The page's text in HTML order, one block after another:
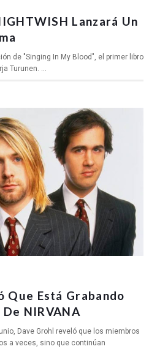
Lanzará Un
de "Singing In My Blood", el primer libro
Turunen. ...
Que Está Grabando
NIRVANA
Dave Grohl reveló que los miembros
a veces, sino que continúan